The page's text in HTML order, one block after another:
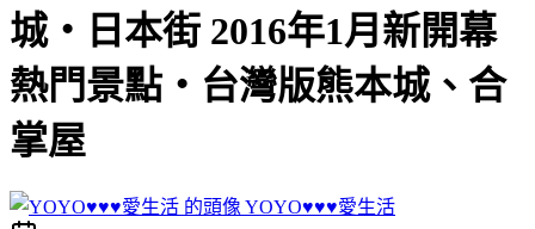
城‧日本街 2016年1月新開幕
熱門景點‧台灣版熊本城、合
掌屋
YOYO♥♥♥愛生活